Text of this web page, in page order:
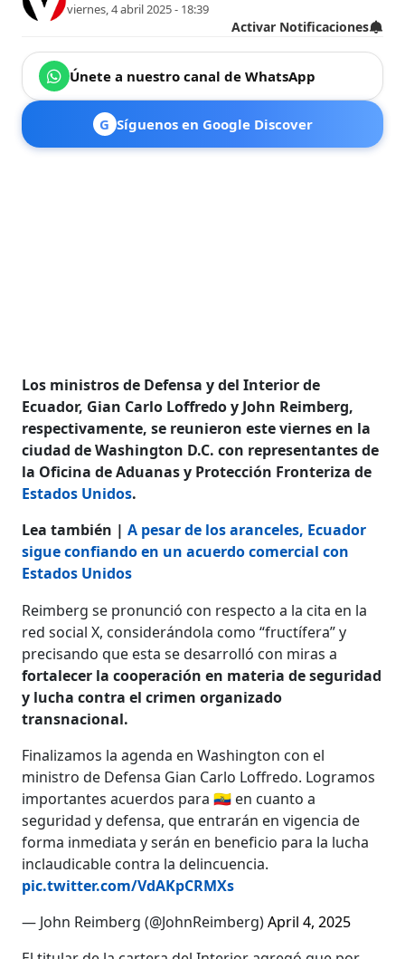
viernes, 4 abril 2025 - 18:39
Activar Notificaciones
Únete a nuestro canal de WhatsApp
G Síguenos en Google Discover
Los ministros de Defensa y del Interior de
Ecuador, Gian Carlo Loffredo y John Reimberg,
respectivamente, se reunieron este viernes en la
ciudad de Washington D.C. con representantes de
la Oficina de Aduanas y Protección Fronteriza de
Estados Unidos.
Lea también |A pesar de los aranceles, Ecuador
sigue confiando en un acuerdo comercial con
Estados Unidos
Reimberg se pronunció con respecto a la cita en la
red social X, considerándola como “fructífera” y
precisando que esta se desarrolló con miras a
fortalecer la cooperación en materia de seguridad
y lucha contra el crimen organizado
transnacional.
Finalizamos la agenda en Washington con el
ministro de Defensa Gian Carlo Loffredo. Logramos
importantes acuerdos para 🇪🇨 en cuanto a
seguridad y defensa, que entrarán en vigencia de
forma inmediata y serán en beneficio para la lucha
inclaudicable contra la delincuencia.
pic.twitter.com/VdAKpCRMXs
— John Reimberg (@JohnReimberg)April 4, 2025